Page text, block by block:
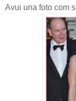
Avui una foto com